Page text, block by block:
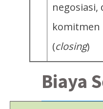
negosiasi,
komitmen
(closing)
Biaya